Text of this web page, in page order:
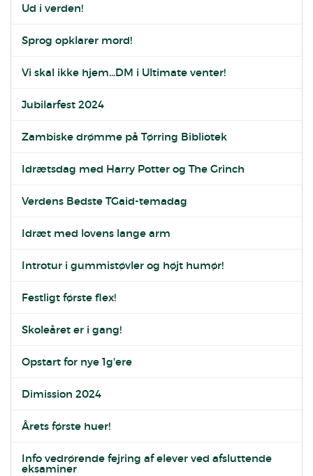
Ud i verden!
Sprog opklarer mord!
Vi skal ikke hjem...DM i Ultimate venter!
Jubilarfest 2024
Zambiske drømme på Tørring Bibliotek
Idrætsdag med Harry Potter og The Grinch
Verdens Bedste TGaid-temadag
Idræt med lovens lange arm
Introtur i gummistøvler og højt humør!
Festligt første flex!
Skoleåret er i gang!
Opstart for nye 1g'ere
Dimission 2024
Årets første huer!
Info vedrørende fejring af elever ved afsluttende
eksaminer